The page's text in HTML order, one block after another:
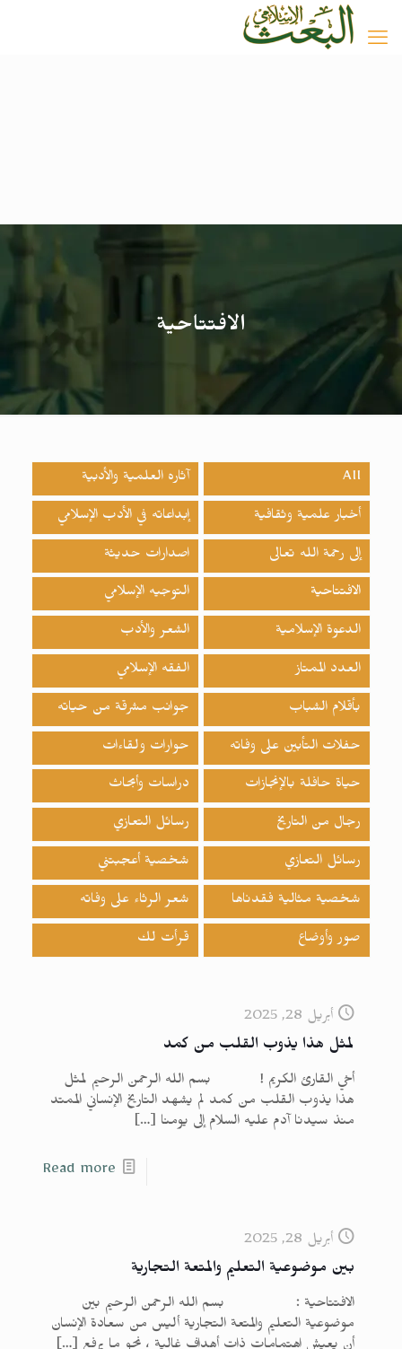
الافتتاحية
All آثاره العلمية والأدبية
أخبار علمية وثقافية إبداعاته في الأدب الإسلامي
إلى رحمة الله تعالى اصدارات حدیثة
الافتتاحية التوجيه الإسلامي
الدعوة الإسلامية الشعر والأدب
العدد الممتاز الفقه الإسلامي
بأقلام الشباب جوانب مشرقة من حياته
حفلات التأبين على وفاته حوارات ولقاءات
حياة حافلة بالإنجازات دراسات وأبحاث
رجال من التاريخ رسائل التعازي
رسائل التعازي شخصية أعجبتني
شخصية مثالية فقدناها شعر الرثاء على وفاته
صور وأوضاع قرأت لك
أبريل 28, 2025
لمثل هذا يذوب القلب من كمد
أخي القارئ الكريم ! بسم الله الرحمن الرحيم لمثل
هذا يذوب القلب من كمد لم يشهد التاريخ الإنساني الممتد
منذ سيدنا آدم عليه السلام إلى يومنا […]
Read more
أبريل 28, 2025
بين موضوعية التعليم والمتعة التجارية
الافتتاحية : بسم الله الرحمن الرحيم بين
موضوعية التعليم والمتعة التجارية أليس من سعادة الإنسان